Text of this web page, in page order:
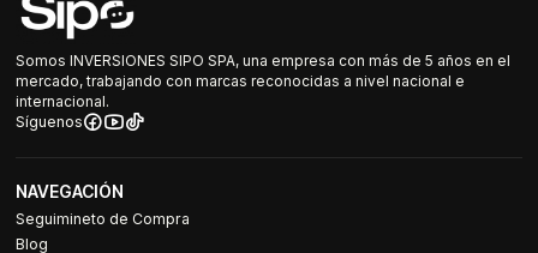
Somos INVERSIONES SIPO SPA, una empresa con más de 5 años en el
mercado, trabajando con marcas reconocidas a nivel nacional e
internacional.
Síguenos
NAVEGACIÓN
Seguimineto de Compra
Blog